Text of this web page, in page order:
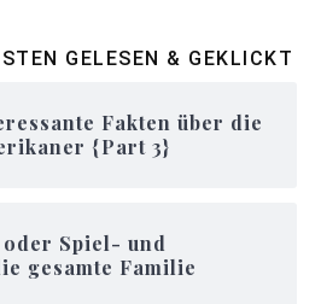
GELESEN & GEKLICKT
Fakten über die
{Part 3}
Spiel- und
gesamte Familie